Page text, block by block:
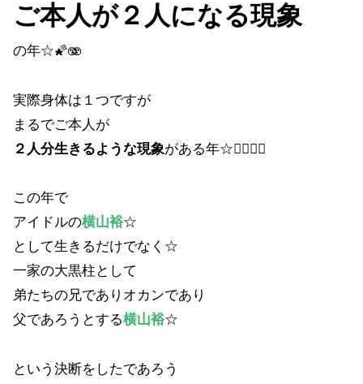
ご本人が２人になる現象
の年☆🌠🫨
実際身体は１つですが
まるでご本人が
２人分生きるような現象がある年☆🙍‍♂️🙍‍♂️
この年で
アイドルの横山裕☆
として生きるだけでなく☆
一家の大黒柱として
弟たちの兄でありオカンであり
父であろうとする横山裕☆
という決断をしたであろう